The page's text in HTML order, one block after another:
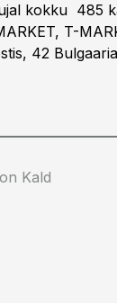
kokku 485
T-
42
Kald